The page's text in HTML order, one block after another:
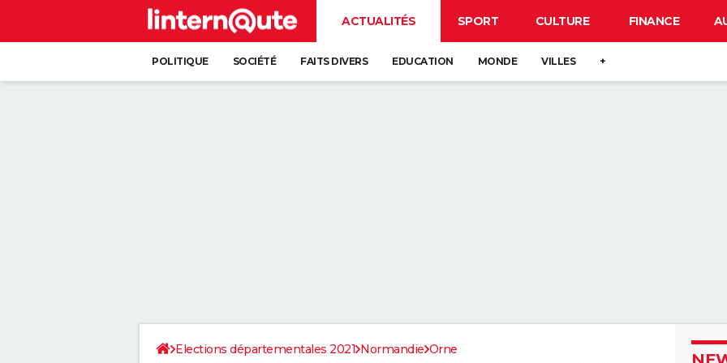
ACTUALITÉS SPORT CULTURE FINANCE
POLITIQUE SOCIÉTÉ FAITS DIVERS EDUCATION MONDE VILLES +
Elections départementales 2021 Normandie Orne